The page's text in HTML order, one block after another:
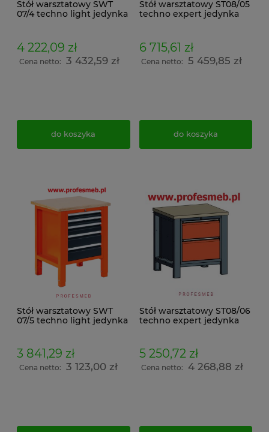
Stół warsztatowy SWT
07/4 techno light jedynka
4 222,09 zł
Cena netto: 3 432,59 zł
do koszyka
Stół warsztatowy ST08/05
techno expert jedynka
6 715,61 zł
Cena netto: 5 459,85 zł
do koszyka
Stół warsztatowy SWT
07/5 techno light jedynka
3 841,29 zł
Cena netto: 3 123,00 zł
Stół warsztatowy ST08/06
techno expert jedynka
5 250,72 zł
Cena netto: 4 268,88 zł